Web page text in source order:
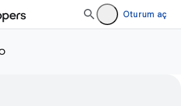
Oturum aç